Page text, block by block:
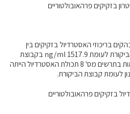
בריכוזי האסטרדיול בזקיקים בין
הטיפולים (1360.8 בקבוצת הביקורת לעומת 1517.9 ng/ml בקבוצת
הזירלנון). אבל כפי שניתן לראות בתרשים מס' 8 תכולת האסטרדיול הייתה
לעומת קבוצת הביקורת.